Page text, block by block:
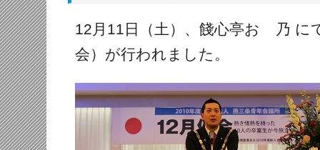
12月11日（土）、餞心亭おゝ乃 に
会）が行われました。